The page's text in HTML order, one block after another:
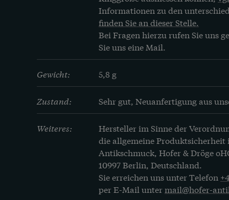
Informationen zu den
finden Sie an dieser Stelle.
Bei Fragen hierzu rufen Sie uns
Sie uns eine Mail.
Gewicht: 5,8 g
Zustand: Sehr gut, Neuanfertigung aus
Weiteres:
Hersteller im Sinne der
die allgemeine Produktsicherheit
Antikschmuck, Hofer & Dröge
10997 Berlin, Deutschland.
Sie erreichen uns unter Telefon
per E-Mail unter mail@hofer-